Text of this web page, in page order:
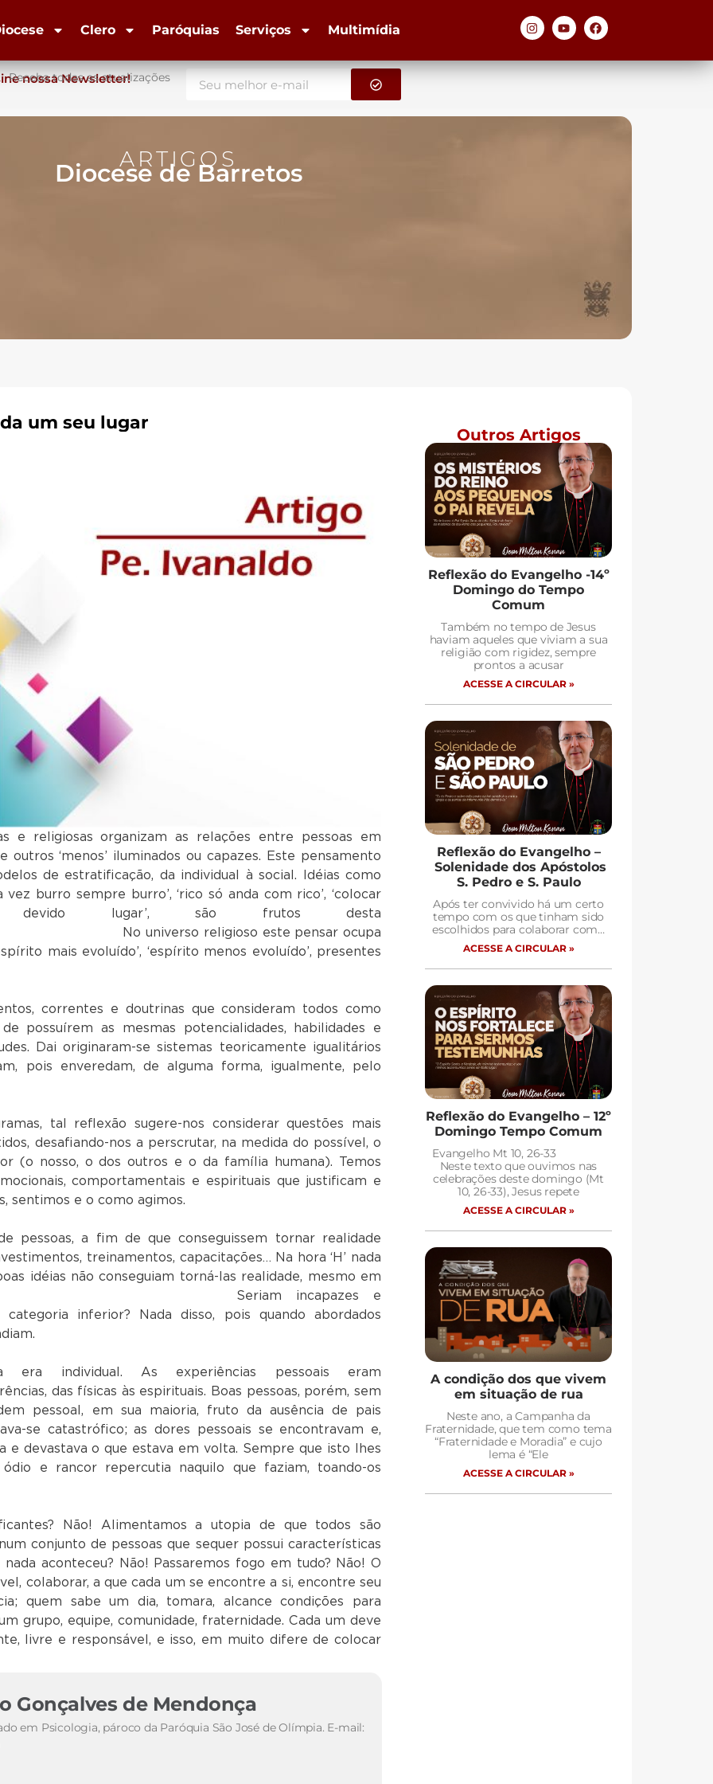
Clero Paróquias Serviços Multimídia
nossa Newsletter!
Receba todas as atualizações
ARTIGOS
Diocese de Barretos
um seu lugar
e religiosas organizam as relações entre pessoas em
outros ‘menos’ iluminados ou capazes. Este pensamento
de estratificação, da individual à social. Idéias como
burro sempre burro’, ‘rico só anda com rico’, ‘colocar
lugar’, são frutos desta
religioso este pensar ocupa
mais evoluído’, ‘espírito menos evoluído’, presentes
correntes e doutrinas que consideram todos como
possuírem as mesmas potencialidades, habilidades e
Dai originaram-se sistemas teoricamente igualitários
pois enveredam, de alguma forma, igualmente, pelo
tal reflexão sugere-nos considerar questões mais
desafiando-nos a perscrutar, na medida do possível, o
(o nosso, o dos outros e o da família humana). Temos
comportamentais e espirituais que justificam e
sentimos e o como agimos.
pessoas, a fim de que conseguissem tornar realidade
treinamentos, capacitações… Na hora ‘H’ nada
idéias não conseguiam torná-las realidade, mesmo em
Seriam incapazes e
inferior? Nada disso, pois quando abordados
era individual. As experiências pessoais eram
das físicas às espirituais. Boas pessoas, porém, sem
pessoal, em sua maioria, fruto da ausência de pais
se catastrófico; as dores pessoais se encontravam e,
e devastava o que estava em volta. Sempre que isto lhes
e rancor repercutia naquilo que faziam, toando-os
Não! Alimentamos a utopia de que todos são
conjunto de pessoas que sequer possui características
aconteceu? Não! Passaremos fogo em tudo? Não! O
colaborar, a que cada um se encontre a si, encontre seu
quem sabe um dia, tomara, alcance condições para
grupo, equipe, comunidade, fraternidade. Cada um deve
livre e responsável, e isso, em muito difere de colocar
Gonçalves de Mendonça
em Psicologia, pároco da Paróquia São José de Olímpia. E-mail:
Outros Artigos
Reflexão do Evangelho -14º
Domingo do Tempo
Comum
Também no tempo de Jesus
haviam aqueles que viviam a sua
religião com rigidez, sempre
prontos a acusar
ACESSE A CIRCULAR »
Reflexão do Evangelho –
Solenidade dos Apóstolos
S. Pedro e S. Paulo
Após ter convivido há um certo
tempo com os que tinham sido
escolhidos para colaborar com…
ACESSE A CIRCULAR »
Reflexão do Evangelho – 12º
Domingo Tempo Comum
Evangelho Mt 10, 26-33
Neste texto que ouvimos nas
celebrações deste domingo (Mt
10, 26-33), Jesus repete
ACESSE A CIRCULAR »
A condição dos que vivem
em situação de rua
Neste ano, a Campanha da
Fraternidade, que tem como tema
“Fraternidade e Moradia” e cujo
lema é “Ele
ACESSE A CIRCULAR »